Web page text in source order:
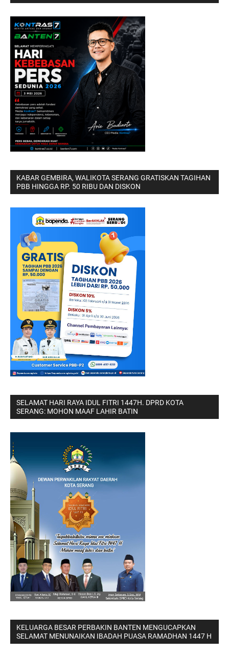
KABAR GEMBIRA, WALIKOTA SERANG GRATISKAN TAGIHAN
PBB HINGGA RP. 50 RIBU DAN DISKON
SELAMAT HARI RAYA IDUL FITRI 1447H. DPRD KOTA
SERANG: MOHON MAAF LAHIR BATIN
KELUARGA BESAR PERBAKIN BANTEN MENGUCAPKAN
SELAMAT MENUNAIKAN IBADAH PUASA RAMADHAN 1447 H